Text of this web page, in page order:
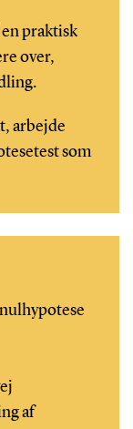
praktisk
over,
arbejde
som
af